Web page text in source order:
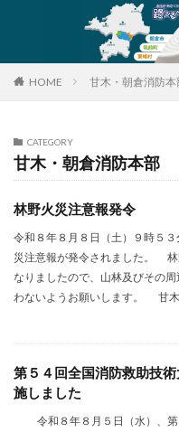
HOME 甘木・朝倉消防本
CATEGORY
甘木・朝倉消防本部
林野火災注意報発令
令和８年８月８日（土）９時５
災注意報が発令されました。 林
なりましたので、山林及びその
わないようお願いします。 甘
第５４回全国消防救助技
施しました
令和８年８月５日（水）、第